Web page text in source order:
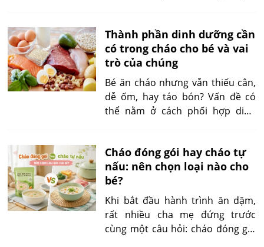
pháp khoa học giúp tăng độ hấp
thu dinh dưỡng cháo hiệu quả, an
toàn và phù hợp từng độ tuổi.
Thành phần dinh dưỡng cần
có trong cháo cho bé và vai
trò của chúng
Bé ăn cháo nhưng vẫn thiếu cân,
dễ ốm, hay táo bón? Vấn đề có
thể nằm ở cách phối hợp dinh
sẽ giúp bạn hiểu rõ từng thành
phần dinh dưỡng trong cháo cho
bé, vai trò và tỷ lệ cần thiết theo
độ tuổi, từ đó biết cách xây dựng
khẩu phần phù hợp, dễ áp dụng.
Cháo đóng gói hay cháo tự
nấu: nên chọn loại nào cho
bé?
Khi bắt đầu hành trình ăn dặm,
rất nhiều cha mẹ đứng trước
cùng một câu hỏi: cháo đóng gói